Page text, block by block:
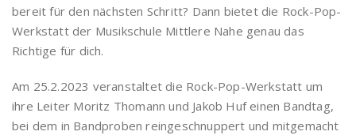
bereit für den nächsten Schritt? Dann bietet die Rock-Pop-
Werkstatt der Musikschule Mittlere Nahe genau das
Richtige für dich.
Am 25.2.2023 veranstaltet die Rock-Pop-Werkstatt um
ihre Leiter Moritz Thomann und Jakob Huf einen Bandtag,
bei dem in Bandproben reingeschnuppert und mitgemacht